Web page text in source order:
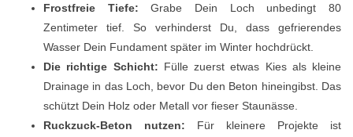
Frostfreie Tiefe: Grabe Dein Loch unbedingt 80
Zentimeter tief. So verhinderst Du, dass gefrierendes
Wasser Dein Fundament später im Winter hochdrückt.
Die richtige Schicht: Fülle zuerst etwas Kies als kleine
Drainage in das Loch, bevor Du den Beton hineingibst. Das
schützt Dein Holz oder Metall vor fieser Staunässe.
Ruckzuck-Beton nutzen: Für kleinere Projekte ist